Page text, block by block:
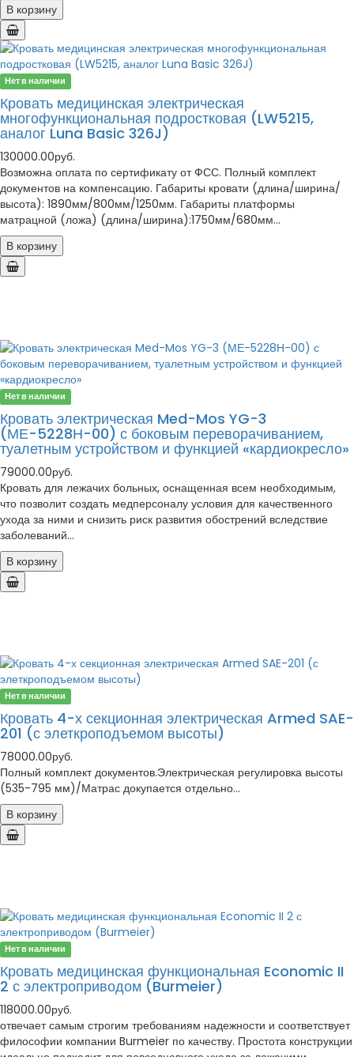
В корзину
Нет в наличии
Кровать медицинская электрическая
многофункциональная подростковая (LW5215,
аналог Luna Basic 326J)
130000.00руб.
Возможна оплата по сертификату от ФСС. Полный комплект
документов на компенсацию. Габариты кровати (длина/ширина/
высота): 1890мм/800мм/1250мм. Габариты платформы
матрацной (ложа) (длина/ширина):1750мм/680мм...
В корзину
Нет в наличии
Кровать электрическая Med-Mos YG-3
(МЕ-5228Н-00) с боковым переворачиванием,
туалетным устройством и функцией «кардиокресло»
79000.00руб.
Кровать для лежачих больных, оснащенная всем необходимым,
что позволит создать медперсоналу условия для качественного
ухода за ними и снизить риск развития обострений вследствие
заболеваний...
В корзину
Нет в наличии
Кровать 4-х секционная электрическая Armed SAE-
201 (с элеткроподъемом высоты)
78000.00руб.
Полный комплект документов.Электрическая регулировка высоты
(535-795 мм)/Матрас докупается отдельно...
В корзину
Нет в наличии
Кровать медицинская функциональная Economic II
2 с электроприводом (Burmeier)
118000.00руб.
отвечает самым строгим требованиям надежности и соответствует
философии компании Burmeier по качеству. Простота конструкции